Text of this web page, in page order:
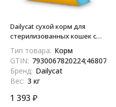
Dailycat сухой корм для
стерилизованных кошек с
Тип товара: Корм
GTIN:
Бренд: Dailycat
Вес: 3 кг
1 393 ₽